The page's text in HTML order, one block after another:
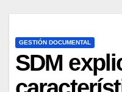
GESTIÓN DOCUMENTAL
SDM